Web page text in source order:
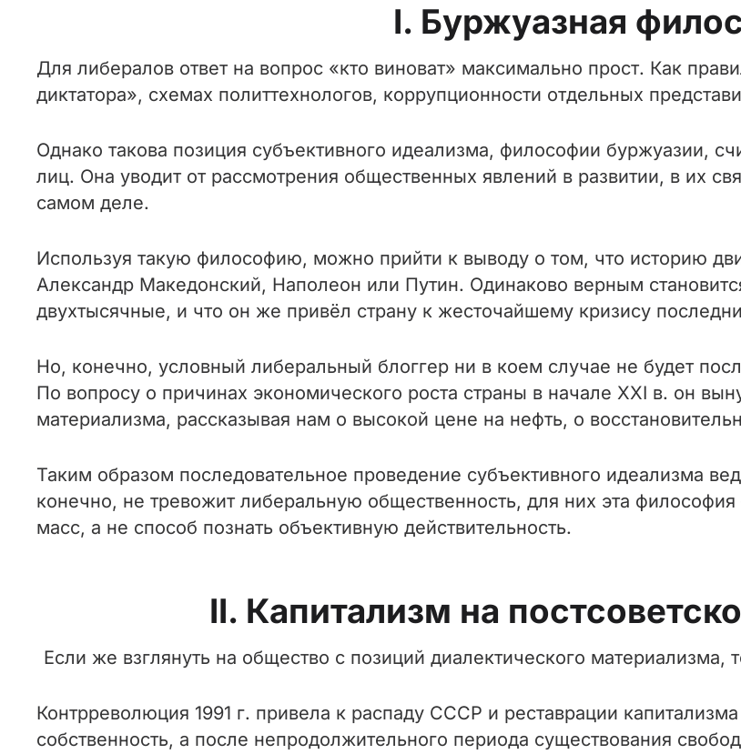
I. Буржуазная
Для либералов ответ на вопрос «кто виноват» максимально прост. Как
диктатора», схемах политтехнологов, коррупционности отдельных
Однако такова позиция субъективного идеализма, философии буржуазии,
лиц. Она уводит от рассмотрения общественных явлений в развитии, в их
самом деле.
Используя такую философию, можно прийти к выводу о том, что историю
Александр Македонский, Наполеон или Путин. Одинаково верным
двухтысячные, и что он же привёл страну к жесточайшему кризису
Но, конечно, условный либеральный блоггер ни в коем случае не будет
По вопросу о причинах экономического роста страны в начале XXI в. он
материализма, рассказывая нам о высокой цене на нефть, о
Таким образом последовательное проведение субъективного идеализма
конечно, не тревожит либеральную общественность, для них эта
масс, а не способ познать объективную действительность.
II. Капитализм на
Если же взглянуть на общество с позиций диалектического
Контрреволюция 1991 г. привела к распаду СССР и реставрации
собственность, а после непродолжительного периода существования